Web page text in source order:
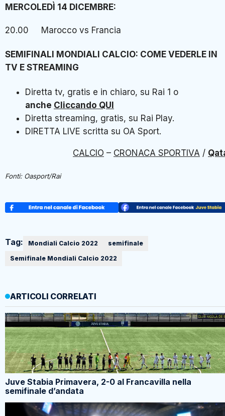
MERCOLEDÌ 14 DICEMBRE:
20.00 Marocco vs Francia
SEMIFINALI MONDIALI CALCIO: COME VEDERLE IN
TV E STREAMING
Diretta tv, gratis e in chiaro, su Rai 1 o
anche Cliccando QUI
Diretta streaming, gratis, su Rai Play.
DIRETTA LIVE scritta su OA Sport.
CALCIO – CRONACA SPORTIVA /
Fonti: Oasport/Rai
Tag: Mondiali Calcio 2022
semifinale
Semifinale Mondiali Calcio 2022
ARTICOLI CORRELATI
Juve Stabia Primavera, 2-0 al Francavilla nella
semifinale d’andata